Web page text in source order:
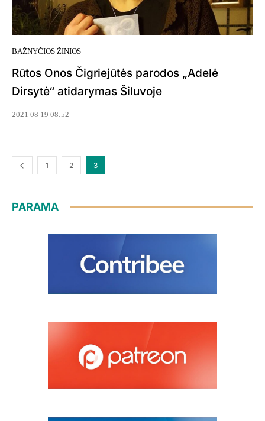
BAŽNYČIOS ŽINIOS
Rūtos Onos Čigriejūtės parodos „Adelė
Dirsytė“ atidarymas Šiluvoje
2021 08 19 08:52
1 2 3
PARAMA